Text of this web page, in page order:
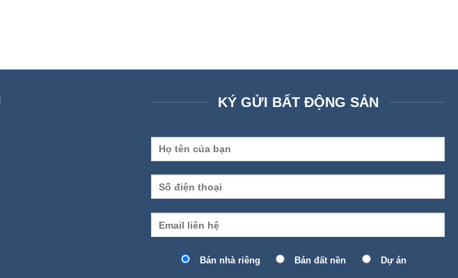
KÝ GỬI BẤT ĐỘNG SẢN
Bán nhà riêng Bán đất nền Dự án